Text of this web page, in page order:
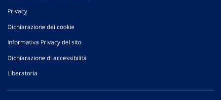
Privacy
Dichiarazione dei cookie
Informativa Privacy del sito
Dichiarazione di accessibilità
Liberatoria